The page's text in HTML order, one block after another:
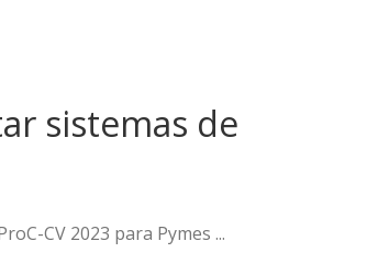
sistemas de
CV 2023 para Pymes ...